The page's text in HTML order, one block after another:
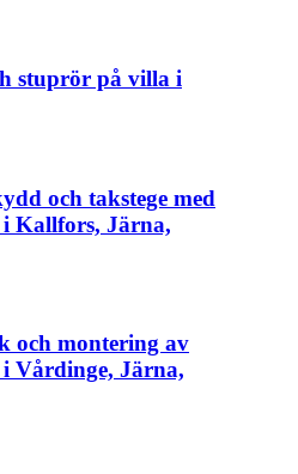
stuprör på villa i
och takstege med
Kallfors, Järna,
och montering av
Vårdinge, Järna,